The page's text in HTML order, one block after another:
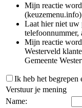
Mijn reactie
(keuzemenu.info)
Laat hier niet uw
telefoonnummer,
Mijn reactie
Westerveld
Gemeente
Ik heb het begrepen
Verstuur je mening
Name: